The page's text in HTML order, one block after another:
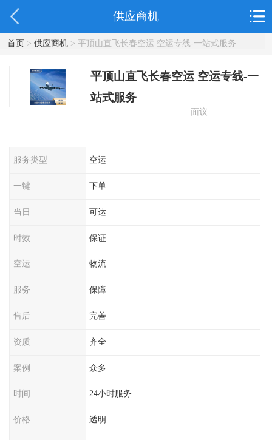
供应商机
首页> 供应商机> 平顶山直飞长春空运 空运专线-一站式服务
平顶山直飞长春空运 空运专线-一
站式服务
面议
服务类型 空运
一键 下单
当日 可达
时效 保证
空运 物流
服务 保障
售后 完善
资质 齐全
案例 众多
时间 24小时服务
价格 透明